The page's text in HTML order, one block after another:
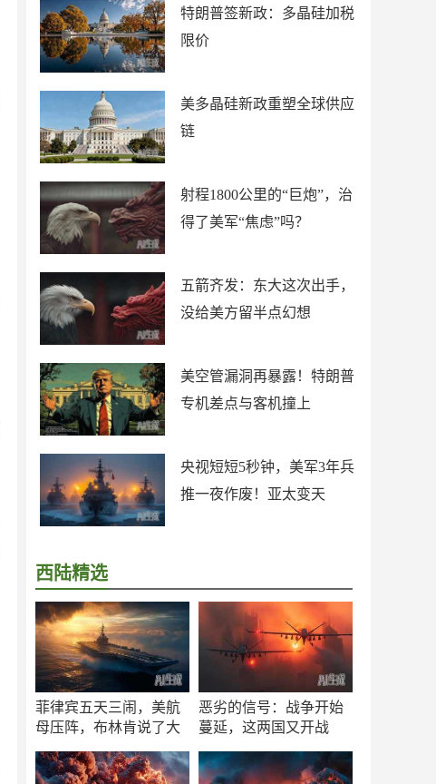
特朗普签新政：多晶硅加税
限价
美多晶硅新政重塑全球供应
链
射程1800公里的“巨炮”，治
得了美军“焦虑”吗？
五箭齐发：东大这次出手，
没给美方留半点幻想
美空管漏洞再暴露！特朗普
专机差点与客机撞上
央视短短5秒钟，美军3年兵
推一夜作废！亚太变天
西陆精选
菲律宾五天三闹，美航
母压阵，布林肯说了大
恶劣的信号：战争开始
蔓延，这两国又开战